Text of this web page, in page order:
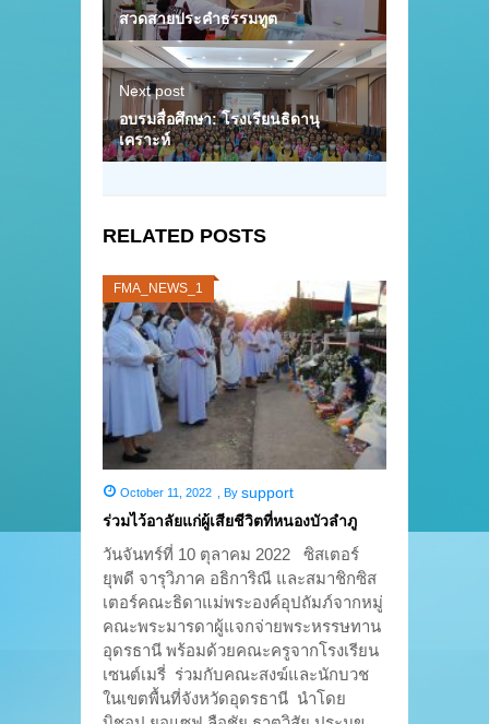
สวดสายประคำธรรมทูต
Next post
อบรมสื่อศึกษา: โรงเรียนธิดานุ
เคราะห์
RELATED POSTS
FMA_NEWS_1
October 11, 2022 , By support
ร่วมไว้อาลัยแก่ผู้เสียชีวิตที่หนองบัวลำภู
วันจันทร์ที่ 10 ตุลาคม 2022 ซิสเตอร์
ยุพดี จารุวิภาค อธิการิณี และสมาชิกซิส
เตอร์คณะธิดาแม่พระองค์อุปถัมภ์จากหมู่
คณะพระมารดาผู้แจกจ่ายพระหรรษทาน
อุดรธานี พร้อมด้วยคณะครูจากโรงเรียน
เซนต์เมรี่ ร่วมกับคณะสงฆ์และนักบวช
ในเขตพื้นที่จังหวัดอุดรธานี นำโดย